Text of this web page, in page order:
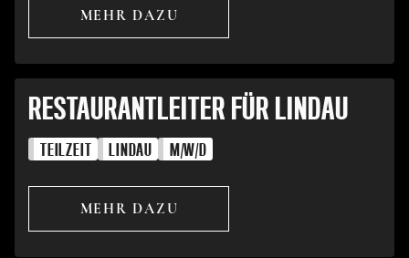
MEHR DAZU
RESTAURANTLEITER FÜR LINDAU
TEILZEIT LINDAU M/W/D
MEHR DAZU